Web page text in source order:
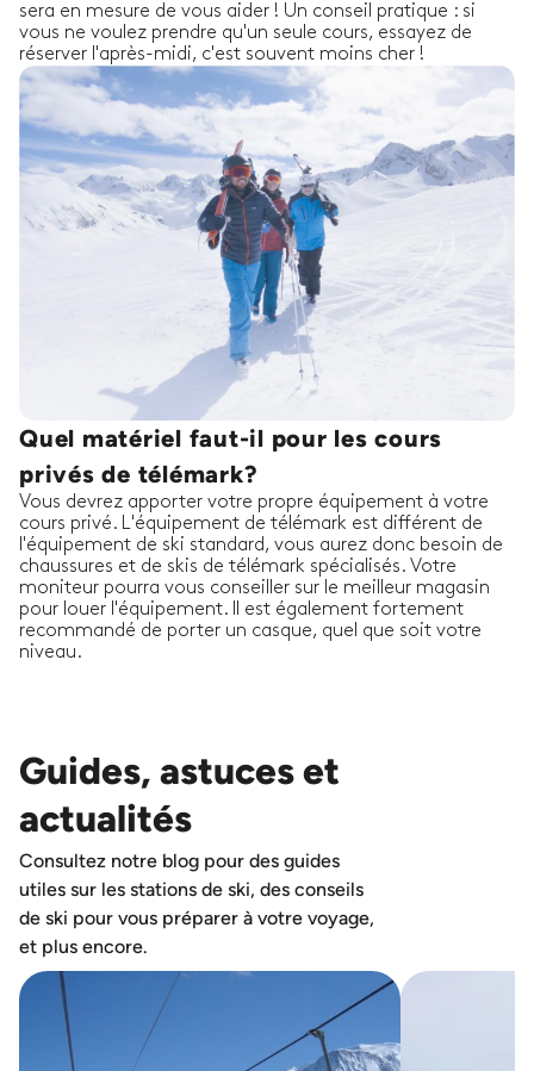
sera en mesure de vous aider ! Un conseil pratique : si
vous ne voulez prendre qu'un seule cours, essayez de
réserver l'après-midi, c'est souvent moins cher !
Quel matériel faut-il pour les cours
privés de télémark?
Vous devrez apporter votre propre équipement à votre
cours privé. L'équipement de télémark est différent de
l'équipement de ski standard, vous aurez donc besoin de
chaussures et de skis de télémark spécialisés. Votre
moniteur pourra vous conseiller sur le meilleur magasin
pour louer l'équipement. Il est également fortement
recommandé de porter un casque, quel que soit votre
niveau.
Guides, astuces et
actualités
Consultez notre blog pour des guides
utiles sur les stations de ski, des conseils
de ski pour vous préparer à votre voyage,
et plus encore.